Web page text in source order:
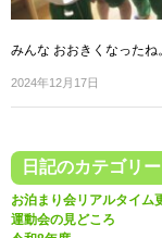
みんな おおきくなったね。
2024年12月17日
日記のカテゴリー
お泊まり会リアルタイム
運動会の見どころ